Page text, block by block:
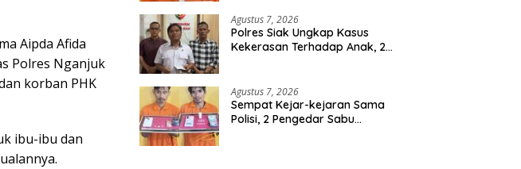
Aipda Afida
Polres Nganjuk
korban PHK
ibu-ibu dan
Berhasil Diamankan
Agustus 7, 2026
Polres Siak Ungkap Kasus
Kekerasan Terhadap Anak, 2
Agustus 7, 2026
Sempat Kejar-kejaran Sama
Polisi, 2 Pengedar Sabu